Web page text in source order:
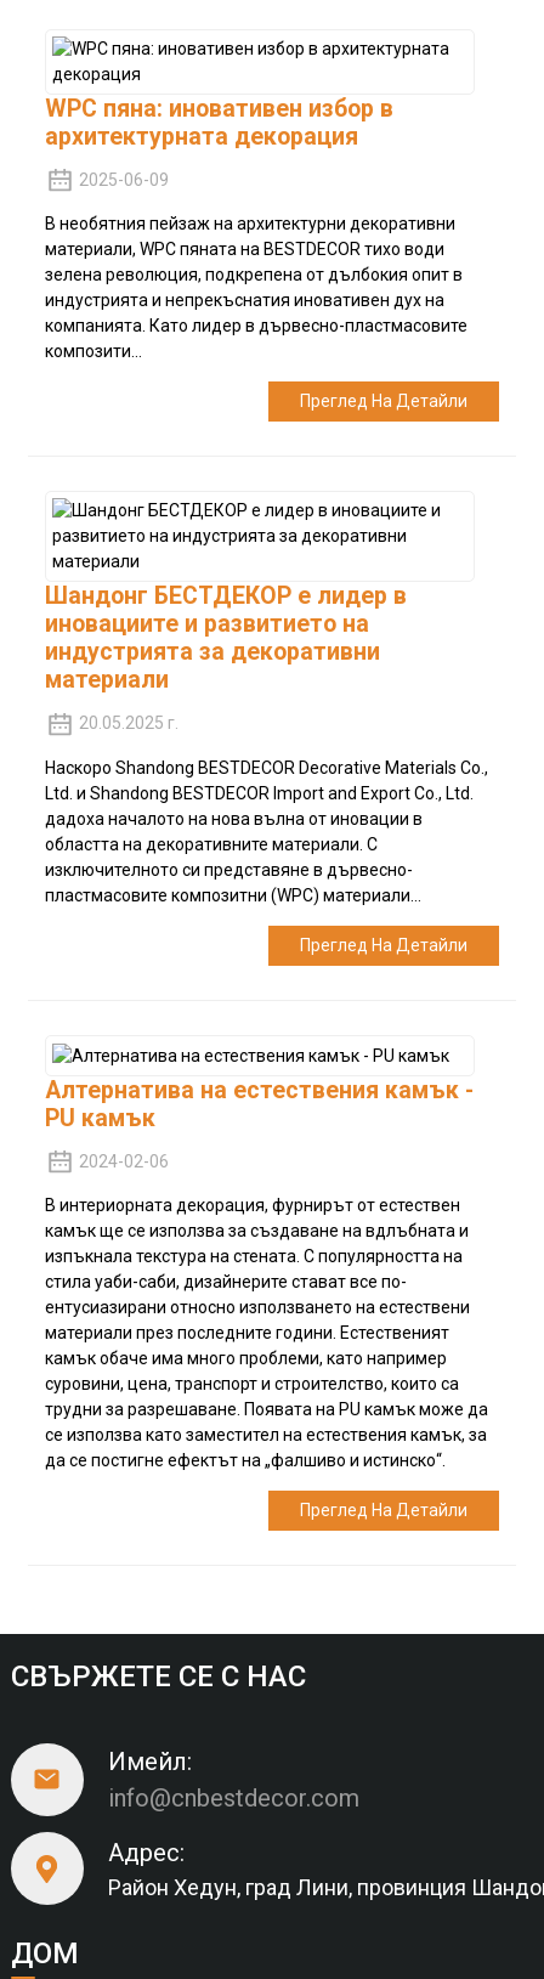
WPC пяна: иновативен избор в
архитектурната декорация
2025-06-09
В необятния пейзаж на архитектурни декоративни
материали, WPC пяната на BESTDECOR тихо води
зелена революция, подкрепена от дълбокия опит в
индустрията и непрекъснатия иновативен дух на
компанията. Като лидер в дървесно-пластмасовите
композити...
Преглед На Детайли
Шандонг БЕСТДЕКОР е лидер в
иновациите и развитието на
индустрията за декоративни
материали
20.05.2025 г.
Наскоро Shandong BESTDECOR Decorative Materials Co.,
Ltd. и Shandong BESTDECOR Import and Export Co., Ltd.
дадоха началото на нова вълна от иновации в
областта на декоративните материали. С
изключителното си представяне в дървесно-
пластмасовите композитни (WPC) материали...
Преглед На Детайли
Алтернатива на естествения камък -
PU камък
2024-02-06
В интериорната декорация, фурнирът от естествен
камък ще се използва за създаване на вдлъбната и
изпъкнала текстура на стената. С популярността на
стила уаби-саби, дизайнерите стават все по-
ентусиазирани относно използването на естествени
материали през последните години. Естественият
камък обаче има много проблеми, като например
суровини, цена, транспорт и строителство, които са
трудни за разрешаване. Появата на PU камък може да
се използва като заместител на естествения камък, за
да се постигне ефектът на „фалшиво и истинско“.
Преглед На Детайли
СВЪРЖЕТЕ СЕ С НАС
Имейл:
info@cnbestdecor.com
Адрес:
Район Хедун, град Лини, провинция
ДОМ